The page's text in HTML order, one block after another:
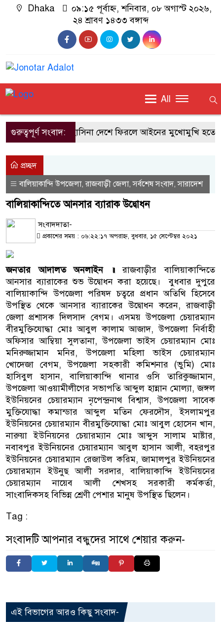
Dhaka
০৯:১৫ পূর্বাহ্ন, শনিবার, ০৮ অগাস্ট ২০২৬,
২৪ শ্রাবণ ১৪৩৩ বঙ্গাব্দ
All
গুরুত্বপূর্ণ সংবাদ:শেখ হাসিনা দেশে ফিরলে আইনের মুখোমুখি হতে
প্রচ্ছদ
বালিয়াকান্দি উপজেলা,রাজবাড়ী জেলা,সর্বশেষ সংবাদ,সারাদেশ
বালিয়াকান্দিতে আনসার ব্যারাক উদ্বোধন
সংবাদদাতা-
প্রকাশের সময় : ০৬:২২:১৭ অপরাহ্ন, বুধবার, ১৫ সেপ্টেম্বর ২০২১
জনতার আদালত অনলাইন ॥রাজবাড়ীর বালিয়াকান্দিতে
আনসার ব্যারাকের শুভ উদ্বোধন করা হয়েছে। বুধবার দুপুরে
বালিয়াকান্দি উপজেলা পরিষদ চত্বরে প্রধান অতিথি হিসেবে
উপস্থিত থেকে আনসার ব্যারাকের উদ্বোধন করেন, রাজবাড়ী
জেলা প্রশাসক দিলসাদ বেগম। এসময় উপজেলা চেয়ারম্যান
বীরমুক্তিযোদ্ধা মোঃ আবুল কালাম আজাদ, উপজেলা নির্বাহী
অফিসার আম্বিয়া সুলতানা, উপজেলা ভাইস চেয়ারম্যান মোঃ
মনিরুজ্জামান মনির, উপজেলা মহিলা ভাইস চেয়ারম্যান
খোদেজা বেগম, উপজেলা সহকারী কমিশনার (ভুমি) মোঃ
হাসিবুল হাসান, বালিয়াকান্দি থানার ওসি তারিকুজ্জামান,
উপজেলা আওয়ামীলীগের সভাপতি আব্দুল হান্নান মোল্যা, জঙ্গল
ইউনিয়নের চেয়ারম্যান নৃপেন্দ্রনাথ বিশ্বাস, উপজেলা সাবেক
মুক্তিযোদ্ধা কমান্ডার আব্দুল মতিন ফেরদৌস, ইসলামপুর
ইউনিয়নের চেয়ারম্যান বীরমুক্তিযোদ্ধা মোঃ আবুল হোসেন খান,
নারুয়া ইউনিয়নের চেয়ারম্যান মোঃ আব্দুস সালাম মাষ্টার,
নবাবপুর ইউনিয়নের চেয়ারম্যান আবুল হাসান আলী, বহরপুর
ইউনিয়নের চেয়ারম্যান রেজাউল করিম, জামালপুর ইউনিয়নের
চেয়ারম্যান ইউনুছ আলী সরদার, বালিয়াকান্দি ইউনিয়নের
চেয়ারম্যান নায়েব আলী শেখসহ সরকারী কর্মকর্তা,
সাংবাদিকসহ বিভিন্ন শ্রেণী পেশার মানুষ উপস্থিত ছিলেন।
Tag :
সংবাদটি আপনার বন্ধুদের সাথে শেয়ার করুন-
এই বিভাগের আরও কিছু সংবাদ-